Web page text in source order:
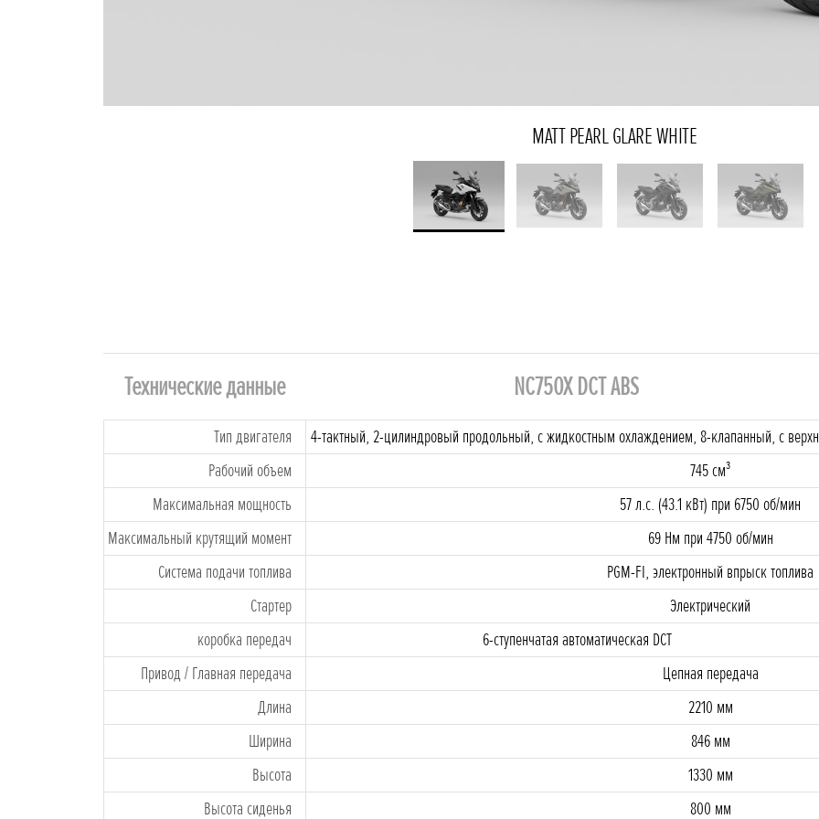
MATT PEARL GLARE WHITE
Технические данные NC750X DCT ABS
Tип двигателя
4-тактный, 2-цилиндровый продольный, с жидкостным охлаждением, 8-клапанный, с
Рабочий объем
745 cм³
Максимальная мощность
57 л.с. (43.1 кВт) при 6750 об/мин
Максимальный крутящий момент
69 Нм при 4750 об/мин
Система подачи топлива
PGM-FI, электронный впрыск топлива
Стартеp
Электрический
коробка передач
6-ступенчатая автоматическая DCT
Привод / Главная передача
Цепная передача
Длина
2210 мм
Ширина
846 мм
Высота
1330 мм
Высота сиденья
800 мм